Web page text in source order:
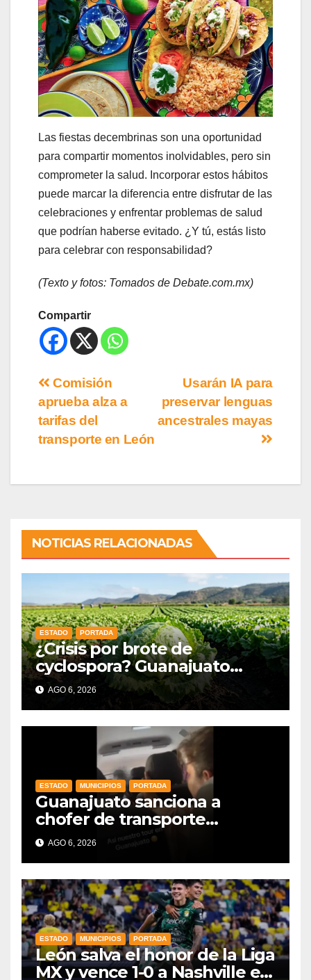
Las fiestas decembrinas son una oportunidad
para compartir momentos inolvidables, pero sin
comprometer la salud. Incorporar estos hábitos
puede marcar la diferencia entre disfrutar de las
celebraciones y enfrentar problemas de salud
que podrían haberse evitado. ¿Y tú, estás listo
para celebrar con responsabilidad?
(Texto y fotos: Tomados de Debate.com.mx)
Compartir
Usarán IA para
preservar lenguas
ancestrales mayas
Comisión
aprueba alza a
tarifas del
transporte en León
NOTICIAS RELACIONADAS
ESTADO PORTADA
¿Crisis por brote de
cyclospora? Guanajuato
mantiene intactas sus
exportaciones
AGO 6, 2026
ESTADO MUNICIPIOS PORTADA
Guanajuato sanciona a
chofer de transporte
turístico e intensifica
operativos de vigilancia
AGO 6, 2026
ESTADO MUNICIPIOS PORTADA
León salva el honor de la Liga
MX y vence 1-0 a Nashville en